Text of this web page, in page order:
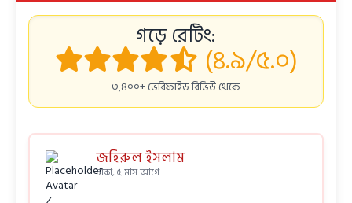
গড়ে রেটিং:
(৪.৯/৫.০)
৩,৪০০+ ভেরিফাইড রিভিউ থেকে
জহিরুল ইসলাম
ঢাকা, ৫ মাস আগে